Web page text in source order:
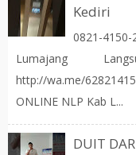
Kediri
0821-
Lumajang
http://wa.me/
ONLINE NLP Kab L...
DUIT